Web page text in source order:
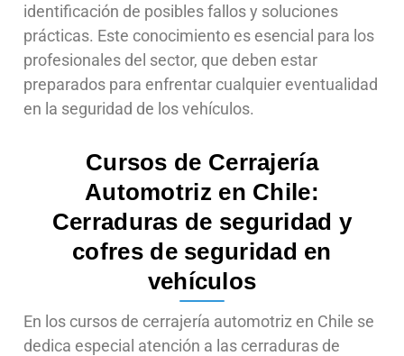
identificación de posibles fallos y soluciones
prácticas. Este conocimiento es esencial para los
profesionales del sector, que deben estar
preparados para enfrentar cualquier eventualidad
en la seguridad de los vehículos.
Cursos de Cerrajería
Automotriz en Chile:
Cerraduras de seguridad y
cofres de seguridad en
vehículos
En los cursos de cerrajería automotriz en Chile se
dedica especial atención a las cerraduras de